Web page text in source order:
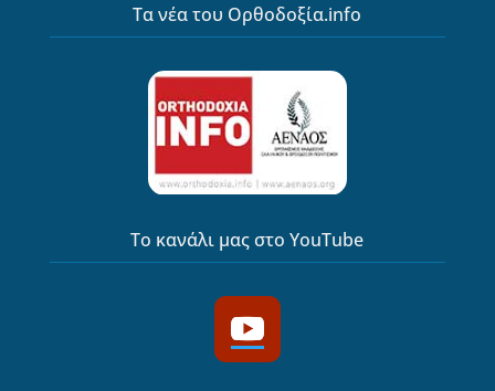
Τα νέα του Ορθοδοξία.info
Το κανάλι μας στο YouTube